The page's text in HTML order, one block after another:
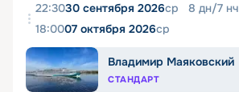
22:3030 сентября 2026ср 8 дн/7 нч
18:0007 октября 2026ср
Владимир Маяковский
СТАНДАРТ